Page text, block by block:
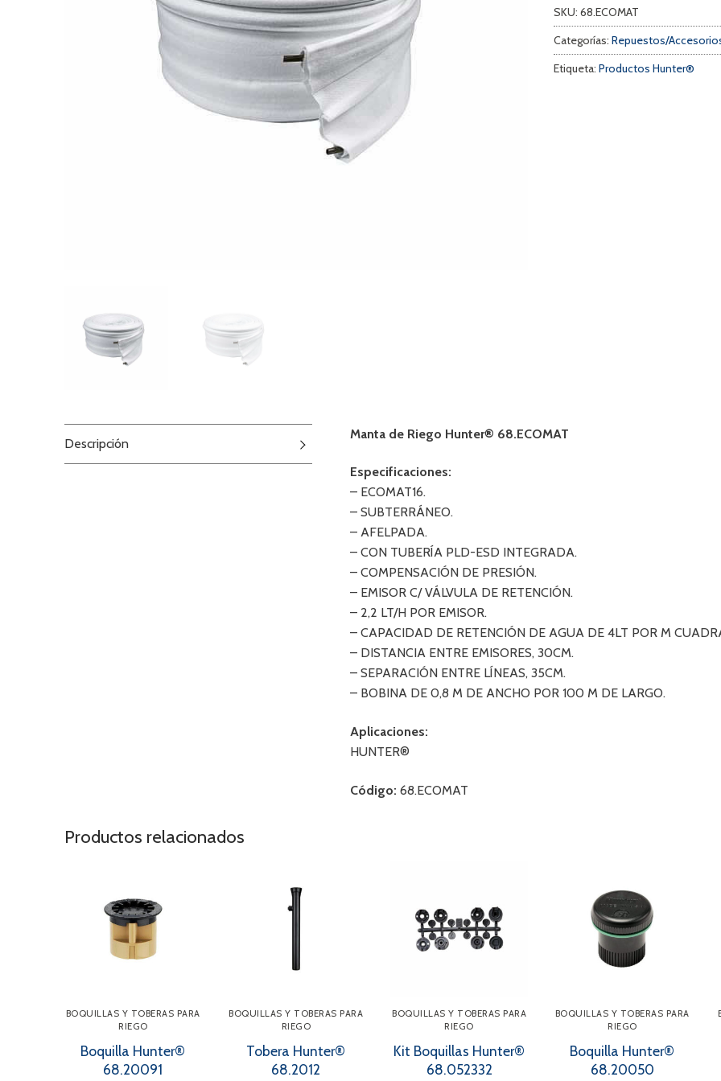
Servicio Técnico
Contacto
Búsqueda
de
productos
SKU: 68.ECOMAT
Categorías: Repuestos/
Etiqueta: Productos Hunter®
Descripción
Manta de Riego Hunter® 68.ECOMAT
Especificaciones:
– ECOMAT16.
– SUBTERRÁNEO.
– AFELPADA.
– CON TUBERÍA PLD-ESD INTEGRADA.
– COMPENSACIÓN DE PRESIÓN.
– EMISOR C/ VÁLVULA DE RETENCIÓN.
– 2,2 LT/H POR EMISOR.
– CAPACIDAD DE RETENCIÓN DE AGUA DE 4LT POR M
– DISTANCIA ENTRE EMISORES, 30CM.
– SEPARACIÓN ENTRE LÍNEAS, 35CM.
– BOBINA DE 0,8 M DE ANCHO POR 100 M DE LARGO.
Aplicaciones:
HUNTER®
Código: 68.ECOMAT
Productos relacionados
BOQUILLAS Y TOBERAS PARA
RIEGO
Boquilla Hunter®
68.20091
BOQUILLAS Y TOBERAS PARA
RIEGO
Tobera Hunter®
68.2012
BOQUILLAS Y TOBERAS PARA
RIEGO
Kit Boquillas Hunter®
68.052332
BOQUILLAS Y TOBERAS PARA
RIEGO
Boquilla Hunter®
68.20050